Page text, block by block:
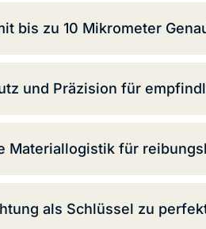
bis zu 10 Mikrometer
und Präzision für
Materiallogistik für
als Schlüssel zu